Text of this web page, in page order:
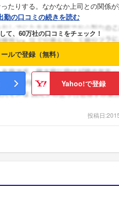
たりする。なかなか上司との関係
勤の口コミの続きを読む
て、60万社の口コミをチェック！
ルで登録（無料）
Yahoo!で登録
投稿日: